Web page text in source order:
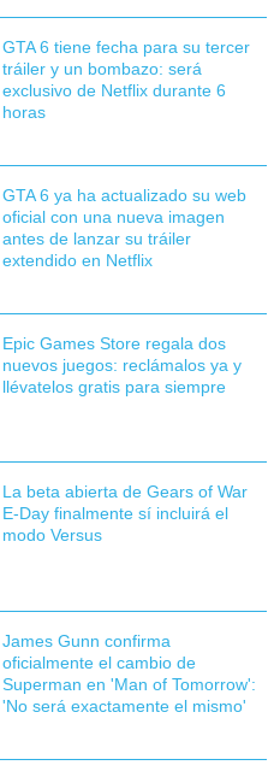
GTA 6 tiene fecha para su tercer
tráiler y un bombazo: será
exclusivo de Netflix durante 6
horas
GTA 6 ya ha actualizado su web
oficial con una nueva imagen
antes de lanzar su tráiler
extendido en Netflix
Epic Games Store regala dos
nuevos juegos: reclámalos ya y
llévatelos gratis para siempre
La beta abierta de Gears of War
E-Day finalmente sí incluirá el
modo Versus
James Gunn confirma
oficialmente el cambio de
Superman en 'Man of Tomorrow':
'No será exactamente el mismo'